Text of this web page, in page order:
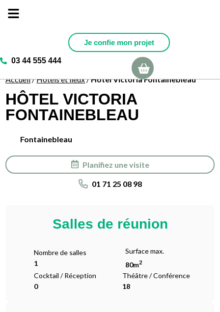
Je confie mon projet
03 44 555 444
Accueil/Hotels et lieux/Hôtel Victoria Fontainebleau
HÔTEL VICTORIA
FONTAINEBLEAU
Fontainebleau
Planifiez une visite
01 71 25 08 98
Salles de réunion
Nombre de salles
1
Surface max.
80m2
Cocktail / Réception
0
Théâtre / Conférence
18